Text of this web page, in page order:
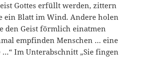
Gottes erfüllt werden, zittern
ein Blatt im Wind. Andere holen
den Geist förmlich einatmen
empfinden Menschen … eine
Im Unterabschnitt „Sie fingen